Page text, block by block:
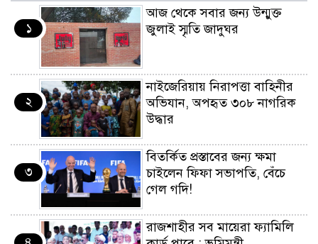
১
আজ থেকে সবার জন্য উন্মুক্ত
জুলাই স্মৃতি জাদুঘর
২
নাইজেরিয়ায় নিরাপত্তা বাহিনীর
অভিযান, অপহৃত ৩০৮ নাগরিক
উদ্ধার
৩
বিতর্কিত প্রস্তাবের জন্য ক্ষমা
চাইলেন ফিফা সভাপতি, বেঁচে
গেল গদি!
রাজশাহীর সব মায়েরা ফ্যামিলি